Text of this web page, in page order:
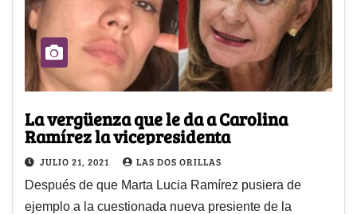
La vergüenza que le da a Carolina
Ramírez la vicepresidenta
JULIO 21, 2021 LAS DOS ORILLAS
Después de que Marta Lucia Ramírez pusiera de
ejemplo a la cuestionada nueva presiente de la